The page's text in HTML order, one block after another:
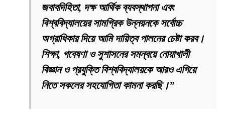
জবাবদিহিতা, দক্ষ আর্থিক ব্যবস্থাপনা এবং
বিশ্ববিদ্যালয়ের সামগ্রিক উন্নয়নকে সর্বোচ্চ
অগ্রাধিকার দিয়ে আমি দায়িত্ব পালনের চেষ্টা করব।
শিক্ষা, গবেষণা ও সুশাসনের সমন্বয়ে নোয়াখালী
বিজ্ঞান ও প্রযুক্তি বিশ্ববিদ্যালয়কে আরও এগিয়ে
নিতে সকলের সহযোগিতা কামনা করছি।”